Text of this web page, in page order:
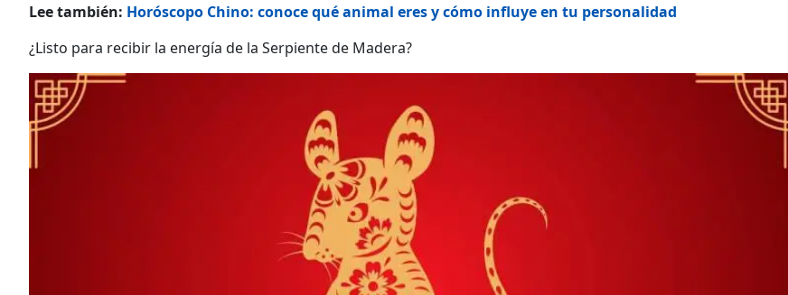
Lee también: Horóscopo Chino: conoce qué animal eres y cómo influye en tu personalidad
¿Listo para recibir la energía de la Serpiente de Madera?